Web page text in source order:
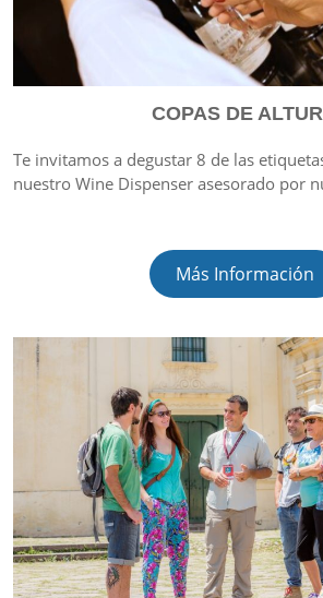
COPAS DE
Te invitamos a degustar 8 de las
nuestro Wine Dispenser asesorado por
Más Información